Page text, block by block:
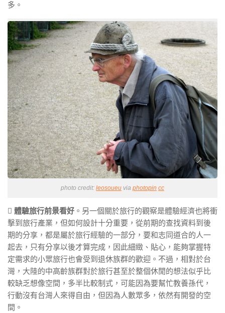
多。
photo credit: leosoueu via photopin cc
 體驗旅行前景看好 。另一個關於旅行的觀察是體驗經濟也將衝
擊到旅行產業，但如何設計十分重要，從前期的查找資料到後
期的分享，都是屬於旅行經驗的一部分，要和志同道合的人一
起去，只有分享以後才算完成，因此細緻、貼心，能夠掌握特
定需求的小眾旅行也會受到退休族群的歡迎。不過，相對於台
灣，大陸的中高齡族群對於旅行甚至於整個休閒的想法似乎比
較缺乏想像空間，多半比較制式，可能因為要幫忙教養孫代，
行動沒有台灣人來得自由，但因為人數眾多，依然有開發的空
間。